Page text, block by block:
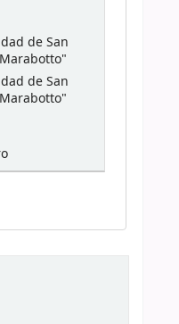
de San
de San